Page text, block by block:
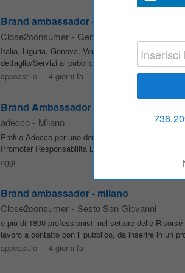
Brand ambassador - genova
Close2consumer - Genova
Italia, Liguria, Genova, Vendite, Vendita al
dettaglio/Servizi al pubblico Cerchiamo
Brand
appcast.io - 4 giorni fa
Brand Ambassador canale
adecco - Milano
Profilo Adecco per uno dei principali operatori
Promoter Responsabilita La persona scelta dovra:
oggi
Brand ambassador - milano
Close2consumer - Sesto San Giovanni
e più di 1800 professionisti nel settore delle
lavoro a contatto con il pubblico, da inserire in un
appcast.io - 4 giorni fa